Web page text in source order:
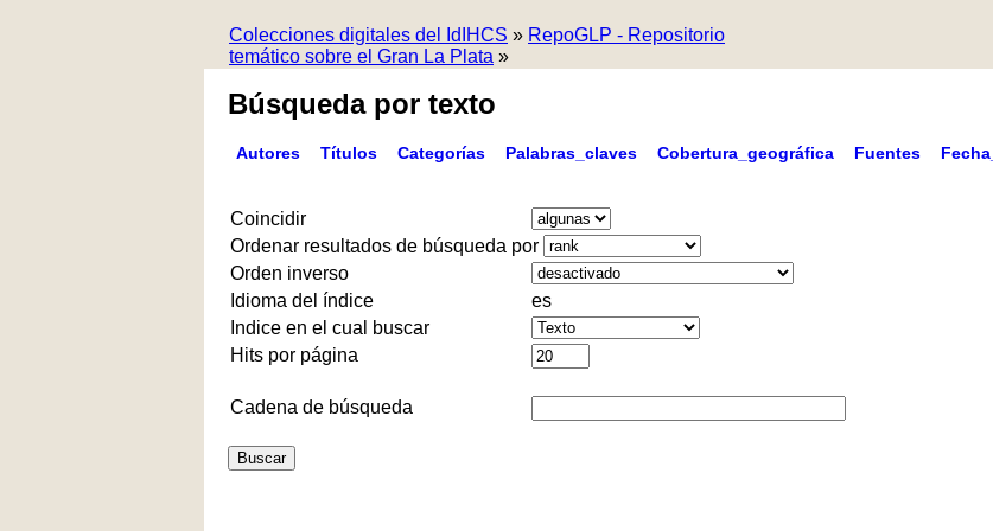
Colecciones digitales del IdIHCS » RepoGLP - Repositorio
temático sobre el Gran La Plata »
Búsqueda por texto
Autores Títulos Categorías Palabras_claves Cobertura_geográfica Fuentes
Coincidir
Ordenar resultados de búsqueda por
Orden inverso
Idioma del índice
es
Indice en el cual buscar
Hits por página
Cadena de búsqueda